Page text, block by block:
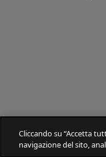
Cliccando su “Accetta
navigazione del sito,